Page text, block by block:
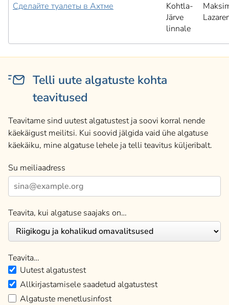
Сделайте туалеты в Ахтме
Kohtla-
Järve
linnale
Telli uute algatuste kohta
teavitused
Teavitame sind uutest algatustest ja soovi korral nende
käekäigust meilitsi. Kui soovid jälgida vaid ühe algatuse
käekäiku, mine algatuse lehele ja telli teavitus küljeribalt.
Su meiliaadress
Teavita, kui algatuse saajaks on…
Teavita…
Uutest algatustest
Allkirjastamisele saadetud algatustest
Algatuste menetlusinfost